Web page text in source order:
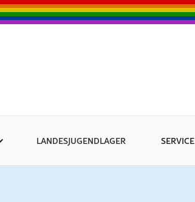
LANDESJUGENDLAGER SERVICE